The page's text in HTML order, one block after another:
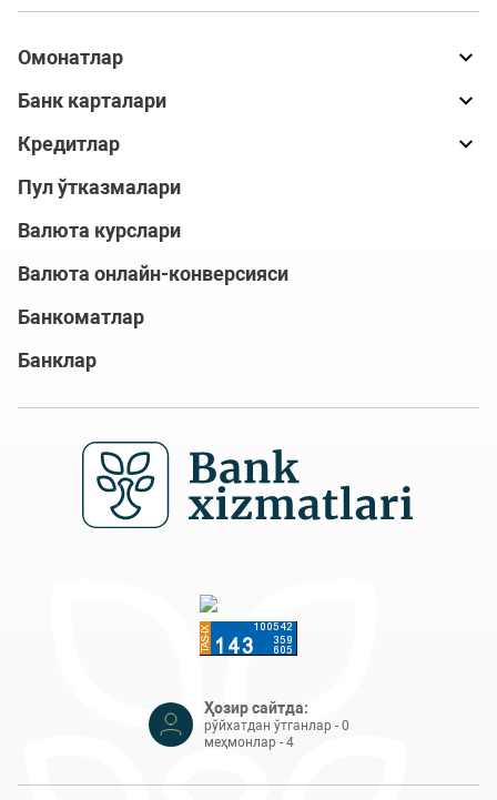
Омонатлар
Банк карталари
Кредитлар
Пул ўтказмалари
Валюта курслари
Валюта онлайн-конверсияси
Банкоматлар
Банклар
Ҳозир сайтда:
рўйхатдан ўтганлар - 0
меҳмонлар - 4